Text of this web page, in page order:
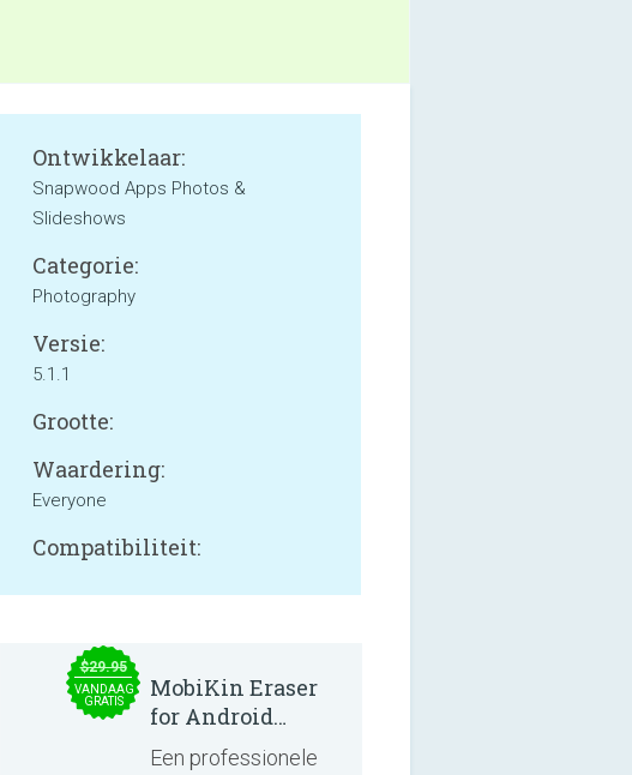
Ontwikkelaar:
Snapwood Apps Photos &
Slideshows
Categorie:
Photography
Versie:
5.1.1
Grootte:
Waardering:
Everyone
Compatibiliteit:
$29.95
VANDAAG
GRATIS
MobiKin Eraser
for Android
5.0.25
Een professionele